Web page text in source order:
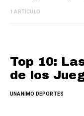
1 ARTÍCULO
Top 10:
de los
UNANIMO DEPORTES